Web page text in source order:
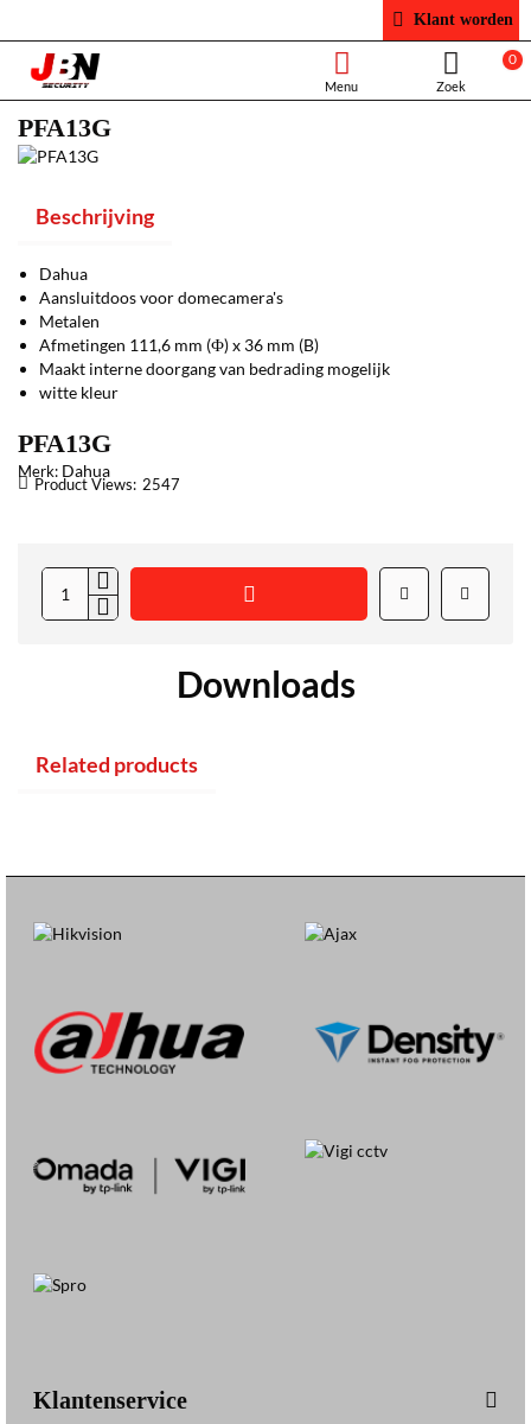
Klant worden
0
PFA13G
Beschrijving
Dahua
Aansluitdoos voor domecamera's
Metalen
Afmetingen 111,6 mm (Ф) x 36 mm (B)
Maakt interne doorgang van bedrading mogelijk
witte kleur
PFA13G
Merk: Dahua
Product Views: 2547
Downloads
Related products
Klantenservice